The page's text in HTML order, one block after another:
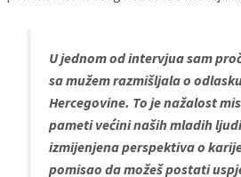
U jednom od intervjua sam
sa mužem razmišljala o
Hercegovine. To je nažalost
pameti većini naših mladih
izmijenjena perspektiva o
pomisao da možeš postati